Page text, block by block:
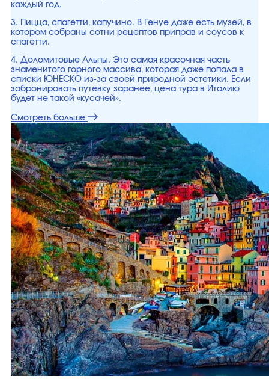
каждый год.
3. Пицца, спагетти, капучино. В Генуе даже есть музей, в
котором собраны сотни рецептов приправ и соусов к
спагетти.
4. Доломитовые Альпы. Это самая красочная часть
знаменитого горного массива, которая даже попала в
списки ЮНЕСКО из-за своей природной эстетики. Если
забронировать путевку заранее, цена тура в Италию
будет не такой «кусачей».
Смотреть больше